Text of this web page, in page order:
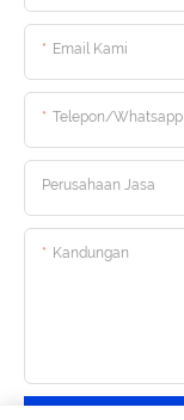
Email Kami
Telepon/whatsapp
Perusahaan Jasa
Kandungan